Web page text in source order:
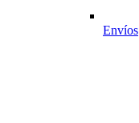
Envíos